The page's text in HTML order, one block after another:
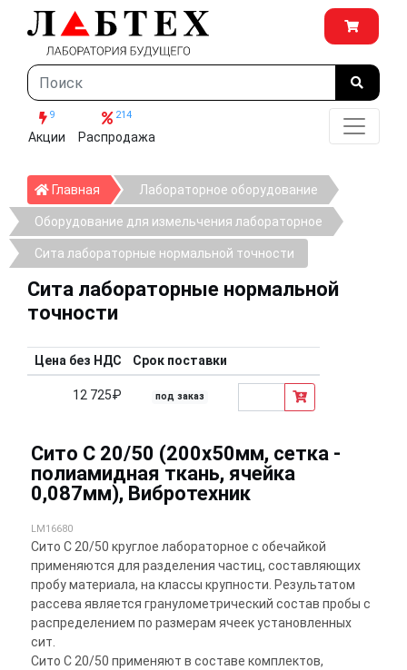
9
Акции
214
Распродажа
Главная ГлавнаяЛабораторное оборудование
Оборудование для измельчения лабораторное
Сита лабораторные нормальной точности
Сита лабораторные нормальной
точности
Цена без НДС Срок поставки
12 725₽ под заказ
Сито С 20/50 (200х50мм, сетка -
полиамидная ткань, ячейка
0,087мм), Вибротехник
LM16680
Сито С 20/50 круглое лабораторное с обечайкой
применяются для разделения частиц, составляющих
пробу материала, на классы крупности. Результатом
рассева является гранулометрический состав пробы с
распределением по размерам ячеек установленных
сит.
Сито С 20/50 применяют в составе комплектов,